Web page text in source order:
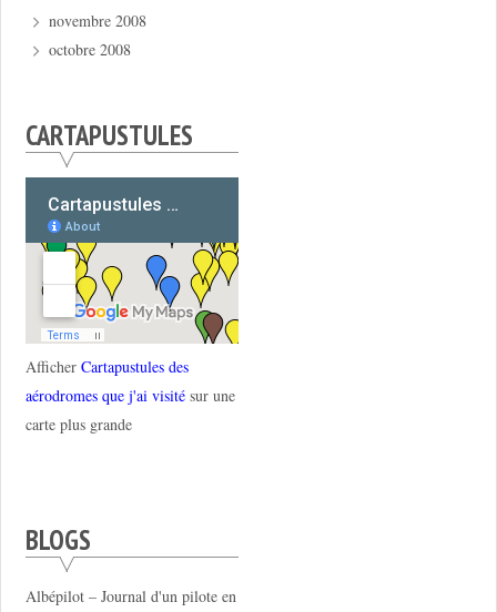
novembre 2008
octobre 2008
CARTAPUSTULES
Afficher Cartapustules des
aérodromes que j'ai visitésur une
carte plus grande
BLOGS
Albépilot – Journal d'un pilote en